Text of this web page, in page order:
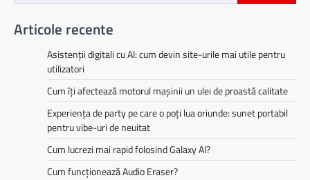
Articole recente
Asistenții digitali cu AI: cum devin site-urile mai utile pentru
utilizatori
Cum îți afectează motorul mașinii un ulei de proastă calitate
Experiența de party pe care o poți lua oriunde: sunet portabil
pentru vibe-uri de neuitat
Cum lucrezi mai rapid folosind Galaxy AI?
Cum funcționează Audio Eraser?